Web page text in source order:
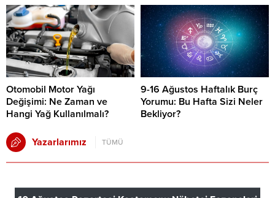
Otomobil Motor Yağı
Değişimi: Ne Zaman ve
Hangi Yağ Kullanılmalı?
9-16 Ağustos Haftalık Burç
Yorumu: Bu Hafta Sizi Neler
Bekliyor?
Yazarlarımız TÜMÜ